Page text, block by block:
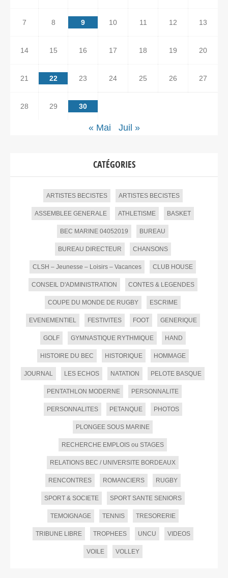
7 8 9 10 11 12 13
14 15 16 17 18 19 20
21 22 23 24 25 26 27
28 29 30
« Mai Juil »
CATÉGORIES
ARTISTES BECISTES ARTISTES BECISTES
ASSEMBLEE GENERALE ATHLETISME BASKET
BEC MARINE 04052019 BUREAU
BUREAU DIRECTEUR CHANSONS
CLSH – Jeunesse – Loisirs – Vacances CLUB HOUSE
CONSEIL D'ADMINISTRATION CONTES & LEGENDES
COUPE DU MONDE DE RUGBY ESCRIME
EVENEMENTIEL FESTIVITES FOOT GENERIQUE
GOLF GYMNASTIQUE RYTHMIQUE HAND
HISTOIRE DU BEC HISTORIQUE HOMMAGE
JOURNAL LES ECHOS NATATION PELOTE BASQUE
PENTATHLON MODERNE PERSONNALITE
PERSONNALITES PETANQUE PHOTOS
PLONGEE SOUS MARINE
RECHERCHE EMPLOIS ou STAGES
RELATIONS BEC / UNIVERSITE BORDEAUX
RENCONTRES ROMANCIERS RUGBY
SPORT & SOCIETE SPORT SANTE SENIORS
TEMOIGNAGE TENNIS TRESORERIE
TRIBUNE LIBRE TROPHEES UNCU VIDEOS
VOILE VOLLEY